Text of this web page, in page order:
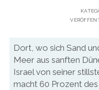
Dort, wo sich Sand
Meer aus sanften
Israel von seiner
macht 60 Prozent